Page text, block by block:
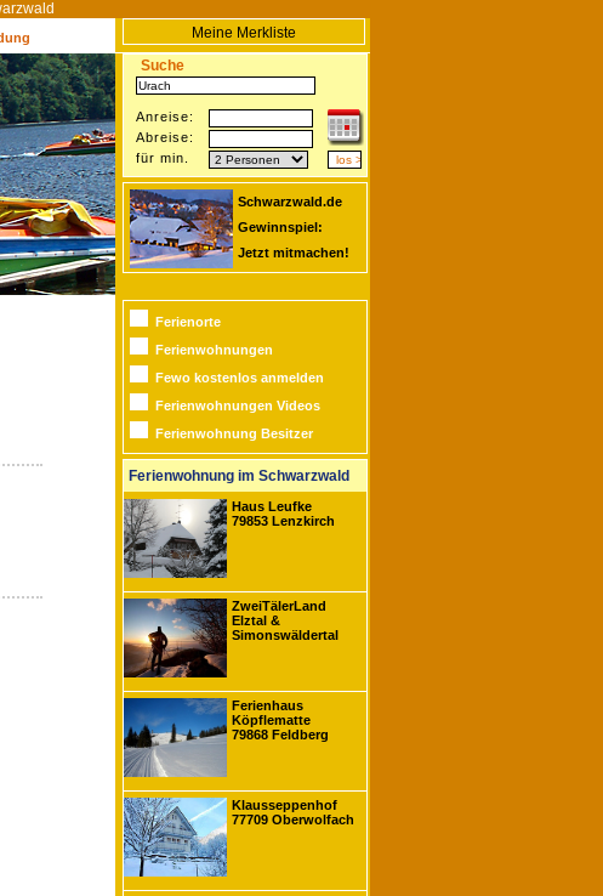
Meine Merkliste
Suche
Anreise:
Abreise:
für min.
Schwarzwald.de
Gewinnspiel:
Jetzt mitmachen!
Ferienorte
Ferienwohnungen
Fewo kostenlos anmelden
Ferienwohnungen Videos
Ferienwohnung Besitzer
Ferienwohnung im Schwarzwald
Haus Leufke
79853 Lenzkirch
ZweiTälerLand
Elztal &
Simonswäldertal
Ferienhaus
Köpflematte
79868 Feldberg
Klausseppenhof
77709 Oberwolfach